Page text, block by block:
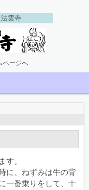
雲寺
ページへ
す。
に、ねずみは牛の背
一番乗りをして、十